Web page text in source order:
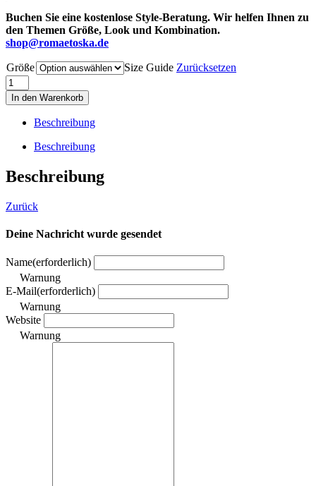
Buchen Sie eine kostenlose Style-Beratung. Wir helfen Ihnen zu
den Themen Größe, Look und Kombination.
shop@romaetoska.de
Größe Size Guide Zurücksetzen
KOLIBRI
TÜLLROCK,
MULTI
Menge
In den Warenkorb
Beschreibung
Beschreibung
Beschreibung
Zurück
Deine Nachricht wurde gesendet
Name(erforderlich)
Warnung
E-Mail(erforderlich)
Warnung
Website
Warnung